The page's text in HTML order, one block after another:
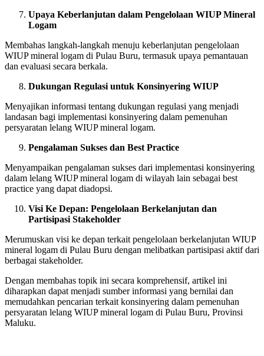
Upaya Keberlanjutan dalam Pengelolaan WIUP Mineral
Logam
Membahas langkah-langkah menuju keberlanjutan pengelolaan
WIUP mineral logam di Pulau Buru, termasuk upaya pemantauan
dan evaluasi secara berkala.
Dukungan Regulasi untuk Konsinyering WIUP
Menyajikan informasi tentang dukungan regulasi yang menjadi
landasan bagi implementasi konsinyering dalam pemenuhan
persyaratan lelang WIUP mineral logam.
Pengalaman Sukses dan Best Practice
Menyampaikan pengalaman sukses dari implementasi konsinyering
dalam lelang WIUP mineral logam di wilayah lain sebagai best
practice yang dapat diadopsi.
Visi Ke Depan: Pengelolaan Berkelanjutan dan
Partisipasi Stakeholder
Merumuskan visi ke depan terkait pengelolaan berkelanjutan WIUP
mineral logam di Pulau Buru dengan melibatkan partisipasi aktif dari
berbagai stakeholder.
Dengan membahas topik ini secara komprehensif, artikel ini
diharapkan dapat menjadi sumber informasi yang bernilai dan
memudahkan pencarian terkait konsinyering dalam pemenuhan
persyaratan lelang WIUP mineral logam di Pulau Buru, Provinsi
Maluku.